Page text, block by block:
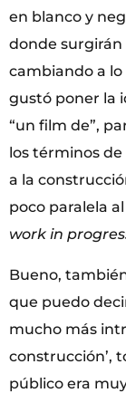
en blanco y
donde surgirán
cambiando a lo
gustó poner la
“un film de”,
los términos
a la
poco paralela
work in
Bueno,
que puedo
mucho más
construcción’,
público era